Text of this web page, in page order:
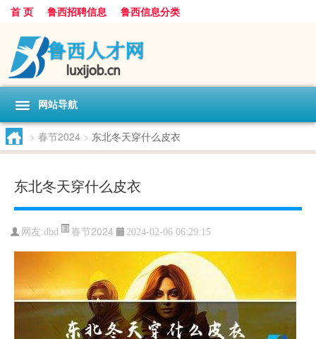
首 页 鲁西招聘信息 鲁西信息分类
网站导航
> 春节2024 > 东北冬天穿什么皮衣
东北冬天穿什么皮衣
网友:dbd 春节2024 2024-02-06 06:29:15